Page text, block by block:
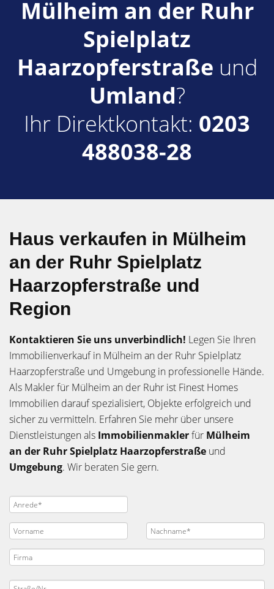
Mülheim an der Ruhr
Spielplatz
Haarzopferstraße und
Umland?
Ihr Direktkontakt: 0203
488038-28
Haus verkaufen in Mülheim
an der Ruhr Spielplatz
Haarzopferstraße und
Region
Kontaktieren Sie uns unverbindlich! Legen Sie Ihren
Immobilienverkauf in Mülheim an der Ruhr Spielplatz
Haarzopferstraße und Umgebung in professionelle Hände.
Als Makler für Mülheim an der Ruhr ist Finest Homes
Immobilien darauf spezialisiert, Objekte erfolgreich und
sicher zu vermitteln. Erfahren Sie mehr über unsere
Dienstleistungen als Immobilienmaklerfür Mülheim
an der Ruhr Spielplatz Haarzopferstraße und
Umgebung. Wir beraten Sie gern.